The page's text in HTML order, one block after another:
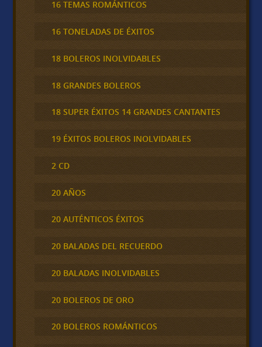
16 TEMAS ROMÁNTICOS
16 TONELADAS DE ÉXITOS
18 BOLEROS INOLVIDABLES
18 GRANDES BOLEROS
18 SUPER ÉXITOS 14 GRANDES CANTANTES
19 ÉXITOS BOLEROS INOLVIDABLES
2 CD
20 AÑOS
20 AUTÉNTICOS ÉXITOS
20 BALADAS DEL RECUERDO
20 BALADAS INOLVIDABLES
20 BOLEROS DE ORO
20 BOLEROS ROMÁNTICOS